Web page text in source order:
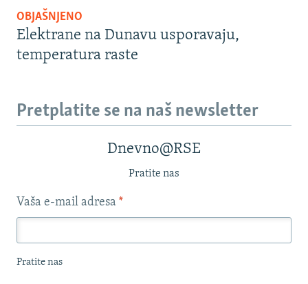
OBJAŠNJENO
Elektrane na Dunavu usporavaju,
temperatura raste
Pretplatite se na naš newsletter
Dnevno@RSE
Pratite nas
Vaša e-mail adresa *
Pratite nas